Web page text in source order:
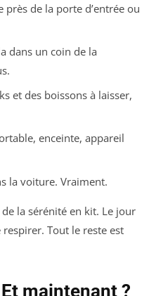
près de la porte d’entrée ou
dans un coin de la
et des boissons à laisser,
enceinte, appareil
la voiture. Vraiment.
de la sérénité en kit. Le jour
respirer. Tout le reste est
maintenant ?